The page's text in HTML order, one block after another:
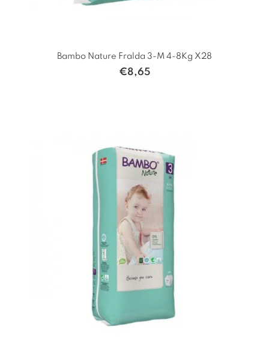
Bambo Nature Fralda 3-M 4-8Kg X28
€8,65